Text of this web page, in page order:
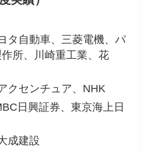
タ自動車、三菱電機、パ
所、川崎重工業、花
クセンチュア、NHK
日興証券、東京海上日
成建設